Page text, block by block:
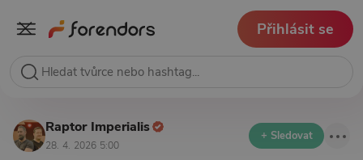
Přihlásit se
Raptor Imperialis
28. 4. 2026 5:00
+ Sledovat